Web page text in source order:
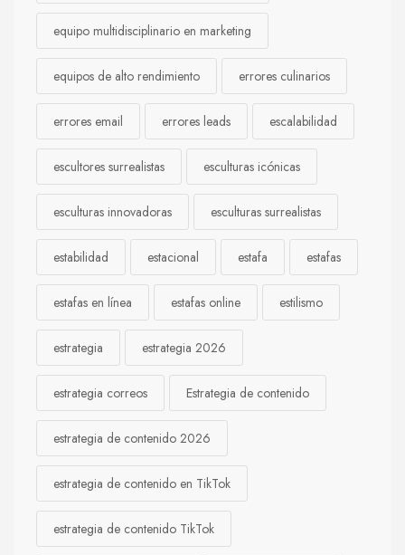
equipo multidisciplinario en marketing
equipos de alto rendimiento errores culinarios
errores email errores leads escalabilidad
escultores surrealistas esculturas icónicas
esculturas innovadoras esculturas surrealistas
estabilidad estacional estafa estafas
estafas en línea estafas online estilismo
estrategia estrategia 2026
estrategia correos Estrategia de contenido
estrategia de contenido 2026
estrategia de contenido en TikTok
estrategia de contenido TikTok